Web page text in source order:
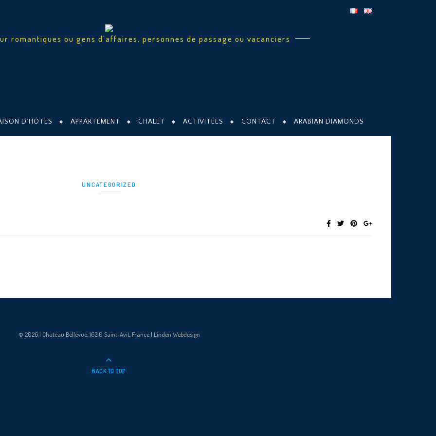
romantiques ou gens d'affaires, personnes de passage ou vacanciers
D’HÔTES APPARTEMENT CHALET ACTIVITÉES CONTACT ARABIAN DIAMONDS
UNCATEGORIZED
© 2026 | Chateau Bellevue, 16210 Saint-Avit, France | Linden Webdesign
BACK TO TOP